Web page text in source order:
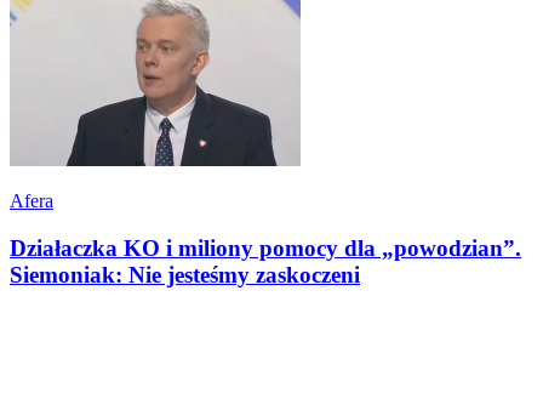
Afera
Działaczka KO i miliony pomocy dla „powodzian”.
Siemoniak: Nie jesteśmy zaskoczeni